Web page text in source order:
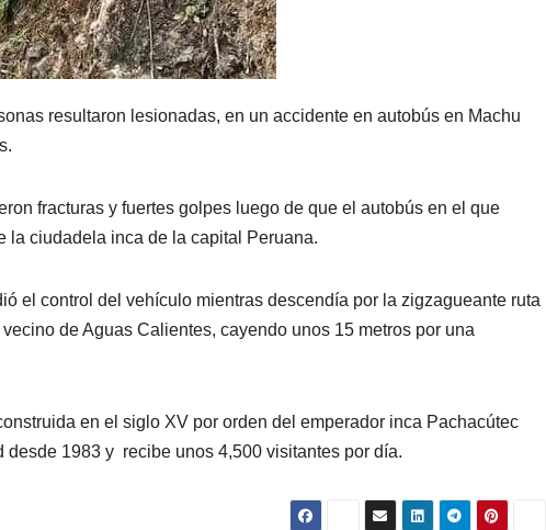
resultaron lesionadas, en un accidente en autobús en Machu
fracturas y fuertes golpes luego de que el autobús en el que
la ciudadela inca de la capital Peruana.
el control del vehículo mientras descendía por la zigzagueante ruta
de Aguas Calientes, cayendo unos 15 metros por una
en el siglo XV por orden del emperador inca Pachacútec
1983 y recibe unos 4,500 visitantes por día.